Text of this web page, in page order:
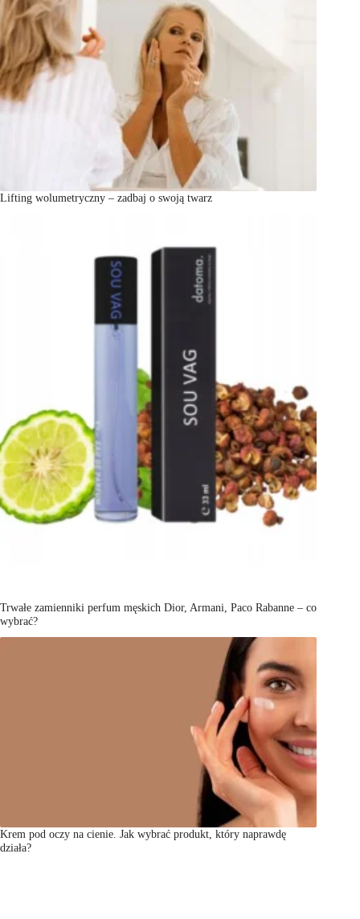
Lifting wolumetryczny – zadbaj o swoją twarz
Trwałe zamienniki perfum męskich Dior, Armani, Paco Rabanne – co
wybrać?
Krem pod oczy na cienie. Jak wybrać produkt, który naprawdę
działa?